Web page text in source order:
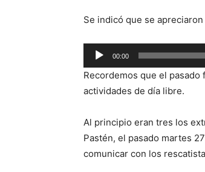
Se indicó que se
Reproductor
de
audio
00:00
Recordemos que el
actividades de día libre.
Al principio eran tres los
Pastén, el pasado martes
comunicar con los